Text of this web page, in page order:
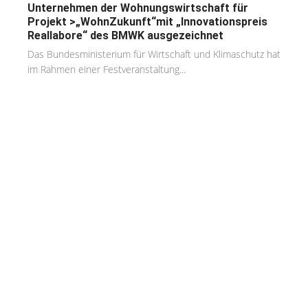
Unternehmen der Wohnungswirtschaft für
Projekt >„WohnZukunft“mit „Innovationspreis
Reallabore“ des BMWK ausgezeichnet
Das Bundesministerium für Wirtschaft und Klimaschutz hat
im Rahmen einer Festveranstaltung...